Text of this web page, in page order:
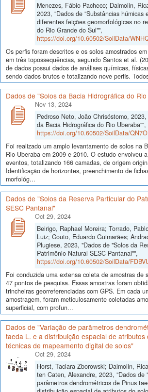
Menezes, Fábio Pacheco; Dalmolin,
2023, "Dados de "Substâncias húmicas
diferentes feições geomorfológicas no
do Rio Grande do Sul"",
https://doi.org/10.60502/SoilData/
Os perfis foram descritos e os solos amostrados
em três topossequências, segundo Santos et al.
de dados possui dados de análises químicas,
sendo dados brutos e totalizando nove perfis.
Dados de "Solos da Bacia Hidrográfica do
Nov 13, 2024
Pedroso Neto, João Chrisóstomo,
da Bacia Hidrográfica do Rio Uberaba"",
https://doi.org/10.60502/SoilData/
Foi realizado um amplo levantamento de solos na
Rio Uberaba em 2009 e 2010. O estudo envolveu
eventos, totalizando 166 camadas, de origem
Identificação de horizontes, preenchimento de
morfológ...
Dados de "Solos da Reserva Particular do
SESC Pantanal"
Oct 29, 2024
Beirigo, Raphael Moreira; Torrado,
Luiz; Couto, Eduardo Guimarães;
Plugiese, 2023, "Dados de "Solos da
Patrimônio Natural SESC Pantanal"",
https://doi.org/10.60502/SoilData/
Foi conduzida uma extensa coleta de amostras de
47 pontos de pesquisa. Essas amostras foram
trincheiras georreferenciadas com GPS. Em cada
amostragem, foram meticulosamente coletadas
superficial, com profun...
Dados de "Variação de parâmetros
taeda L. e a distribuição espacial de atributos
técnicas de mapeamento digital de solos"
Oct 29, 2024
Horst, Taciara Zborowski; Dalmolin,
ten Caten, Alexandre, 2023, "Dados de
parâmetros dendrométricos de Pinus